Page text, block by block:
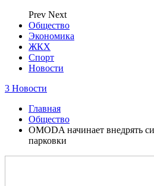
Prev Next
Общество
Экономика
ЖКХ
Спорт
Новости
3 Новости
Главная
Общество
OMODA начинает внедрять
парковки